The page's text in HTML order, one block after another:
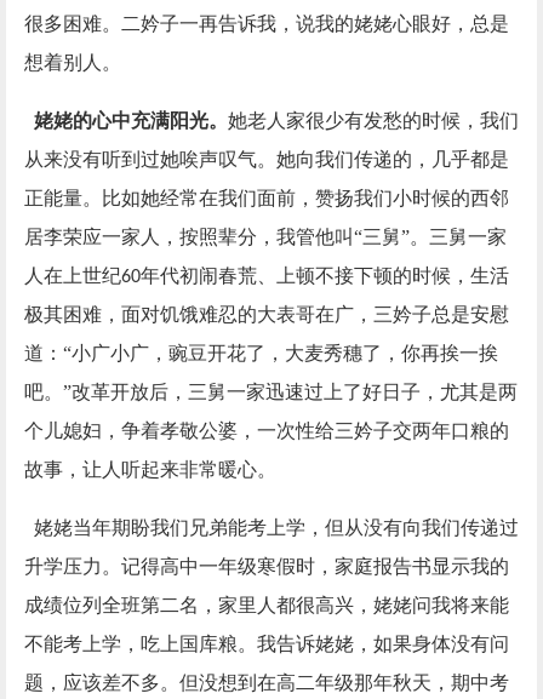
很多困难。二妗子一再告诉我，说我的姥姥心眼好，总是
想着别人。
姥姥的心中充满阳光。 她老人家很少有发愁的时候，我们
从来没有听到过她唉声叹气。她向我们传递的，几乎都是
正能量。比如她经常在我们面前，赞扬我们小时候的西邻
居李荣应一家人，按照辈分，我管他叫“三舅”。三舅一家
人在上世纪60年代初闹春荒、上顿不接下顿的时候，生活
极其困难，面对饥饿难忍的大表哥在广，三妗子总是安慰
道：“小广小广，豌豆开花了，大麦秀穗了，你再挨一挨
吧。”改革开放后，三舅一家迅速过上了好日子，尤其是两
个儿媳妇，争着孝敬公婆，一次性给三妗子交两年口粮的
故事，让人听起来非常暖心。
姥姥当年期盼我们兄弟能考上学，但从没有向我们传递过
升学压力。记得高中一年级寒假时，家庭报告书显示我的
成绩位列全班第二名，家里人都很高兴，姥姥问我将来能
不能考上学，吃上国库粮。我告诉姥姥，如果身体没有问
题，应该差不多。但没想到在高二年级那年秋天，期中考